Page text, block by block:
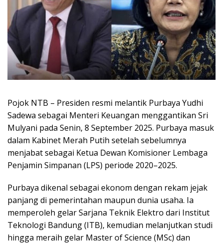
Pojok NTB – Presiden resmi melantik Purbaya Yudhi
Sadewa sebagai Menteri Keuangan menggantikan Sri
Mulyani pada Senin, 8 September 2025. Purbaya masuk
dalam Kabinet Merah Putih setelah sebelumnya
menjabat sebagai Ketua Dewan Komisioner Lembaga
Penjamin Simpanan (LPS) periode 2020–2025.
Purbaya dikenal sebagai ekonom dengan rekam jejak
panjang di pemerintahan maupun dunia usaha. Ia
memperoleh gelar Sarjana Teknik Elektro dari Institut
Teknologi Bandung (ITB), kemudian melanjutkan studi
hingga meraih gelar Master of Science (MSc) dan